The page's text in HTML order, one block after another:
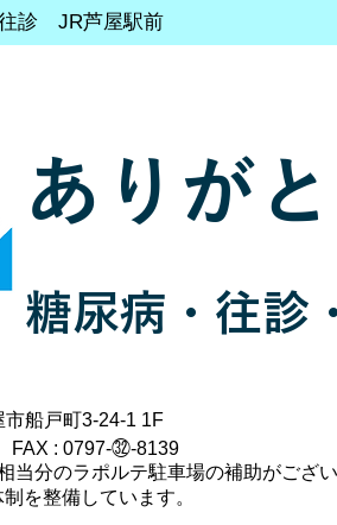
診 JR芦屋駅前
ありが
糖尿病・往診
船戸町3-24-1 1F
FAX : 0797-㉜-8139
当分のラポルテ駐車場の補助がござ
を整備しています。